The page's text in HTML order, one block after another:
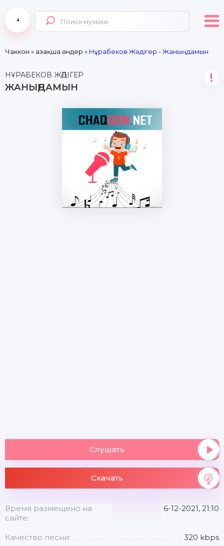
Чаккон » Қазақша әндер » Нұрабеков Жәдігер - Жаныңдамын
НҰРАБЕКОВ ЖӘДІГЕР
ЖАНЫҢДАМЫН
!
Слушать
Скачать
Время размещено на
сайте:
6-12-2021, 21:10
Качество песни: 320 kbps